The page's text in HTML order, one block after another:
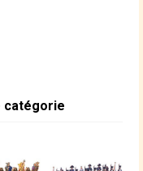
catégorie